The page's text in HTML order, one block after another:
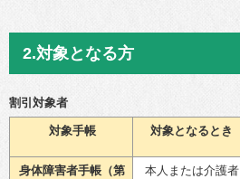
2.対象となる方
割引対象者
対象手帳 対象となるとき
身体障害者手帳（第
本人または介護者